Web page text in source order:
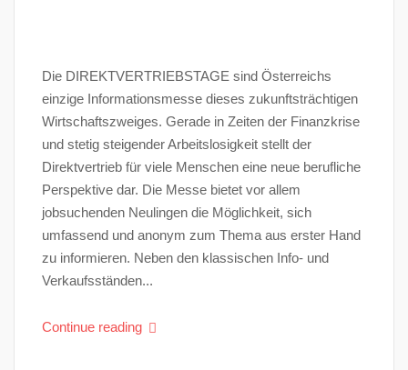
Die DIREKTVERTRIEBSTAGE sind Österreichs
einzige Informationsmesse dieses zukunftsträchtigen
Wirtschaftszweiges. Gerade in Zeiten der Finanzkrise
und stetig steigender Arbeitslosigkeit stellt der
Direktvertrieb für viele Menschen eine neue berufliche
Perspektive dar. Die Messe bietet vor allem
jobsuchenden Neulingen die Möglichkeit, sich
umfassend und anonym zum Thema aus erster Hand
zu informieren. Neben den klassischen Info- und
Verkaufsständen...
Continue reading